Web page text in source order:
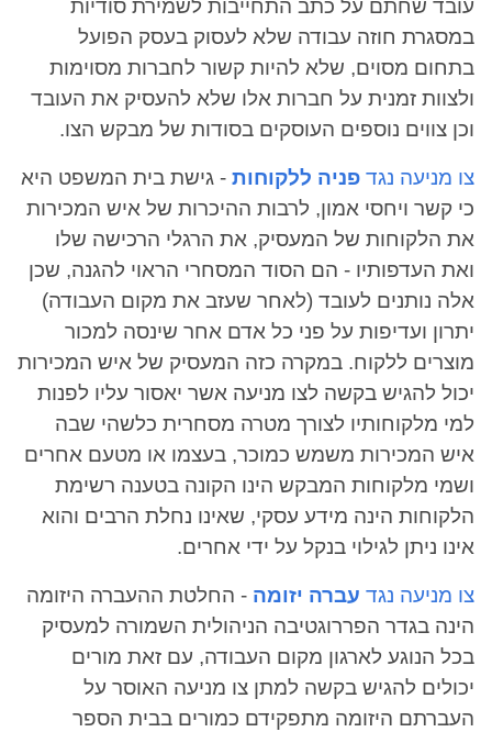
עובד שחתם על כתב התחייבות לשמירת סודיות
במסגרת חוזה עבודה שלא לעסוק בעסק הפועל
בתחום מסוים, שלא להיות קשור לחברות מסוימות
ולצוות זמנית על חברות אלו שלא להעסיק את העובד
וכן צווים נוספים העוסקים בסודות של מבקש הצו.
צו מניעה נגד פניה ללקוחות - גישת בית המשפט היא
כי קשר ויחסי אמון, לרבות ההיכרות של איש המכירות
את הלקוחות של המעסיק, את הרגלי הרכישה שלו
ואת העדפותיו - הם הסוד המסחרי הראוי להגנה, שכן
אלה נותנים לעובד (לאחר שעזב את מקום העבודה)
יתרון ועדיפות על פני כל אדם אחר שינסה למכור
מוצרים ללקוח. במקרה כזה המעסיק של איש המכירות
יכול להגיש בקשה לצו מניעה אשר יאסור עליו לפנות
למי מלקוחותיו לצורך מטרה מסחרית כלשהי שבה
איש המכירות משמש כמוכר, בעצמו או מטעם אחרים
ושמי מלקוחות המבקש הינו הקונה בטענה רשימת
הלקוחות הינה מידע עסקי, שאינו נחלת הרבים והוא
אינו ניתן לגילוי בנקל על ידי אחרים.
צו מניעה נגד עברה יזומה - החלטת ההעברה היזומה
הינה בגדר הפררוגטיבה הניהולית השמורה למעסיק
בכל הנוגע לארגון מקום העבודה, עם זאת מורים
יכולים להגיש בקשה למתן צו מניעה האוסר על
העברתם היזומה מתפקידם כמורים בבית הספר